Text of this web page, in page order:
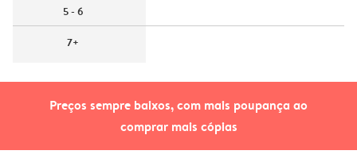
Preços sempre baixos, com mais poupança ao
comprar mais cópias
5 - 6
7+